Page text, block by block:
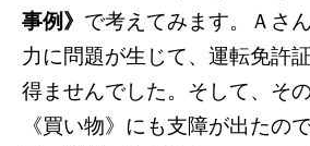
事例》 で考えてみます。Ａさ
力に問題が生じて、運転免許
得ませんでした。そして、そ
《買い物》にも支障が出たので